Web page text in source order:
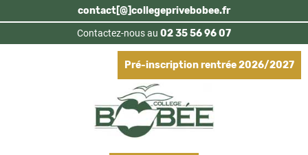
Aller
au
contenu
principal
contact[@]collegeprivebobee.fr
Contactez-nous au 02 35 56 96 07
Pré-inscription rentrée 2026/2027